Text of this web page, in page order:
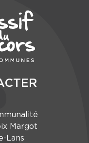
Margot
Lans